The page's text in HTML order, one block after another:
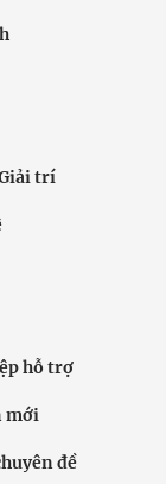
trí
hỗ trợ
mới
đề